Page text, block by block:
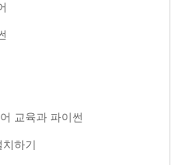
교육과 파이썬
하기